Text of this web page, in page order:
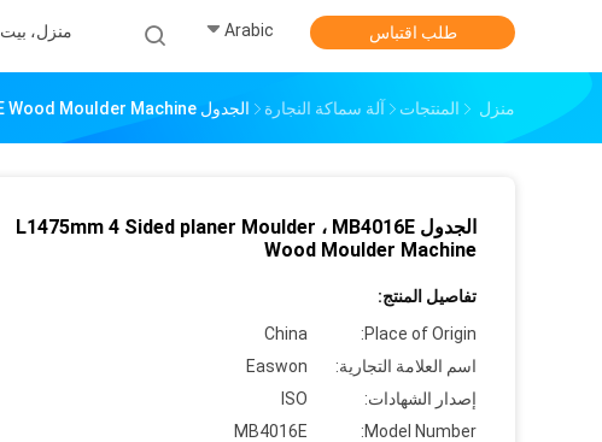
منزل، بيت Arabic طلب اقتباس
منزل المنتجات آلة سماكة النجارة الجدول L1475mm 4 Sided Planer Moulder ، MB4016E Wood Moulder Machine
الجدول L1475mm 4 Sided planer Moulder ، MB4016E
Wood Moulder Machine
تفاصيل المنتج:
Place of Origin:
China
اسم العلامة التجارية:
Easwon
إصدار الشهادات:
ISO
Model Number:
MB4016E